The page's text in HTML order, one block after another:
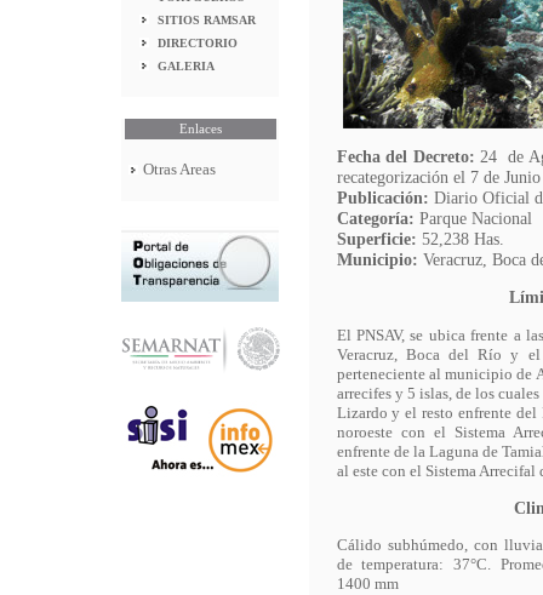
SITIOS RAMSAR
DIRECTORIO
GALERIA
Enlaces
Otras Areas
Fecha del Decreto: 24 de
recategorización el 7 de
Publicación: Diario Oficial
Categoría: Parque Nacional
Superficie: 52,238 Has.
Municipio: Veracruz, Boca
El PNSAV, se ubica frente a
Veracruz, Boca del Río y
perteneciente al municipio de
arrecifes y 5 islas, de los
Lizardo y el resto enfrente del
noroeste con el Sistema
enfrente de la Laguna de
al este con el Sistema Arrecifal
Cálido subhúmedo, con
de temperatura: 37°C.
1400 mm